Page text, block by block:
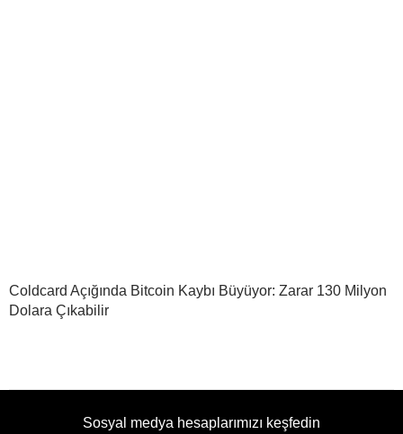
Coldcard Açığında Bitcoin Kaybı Büyüyor: Zarar 130 Milyon
Dolara Çıkabilir
Sosyal medya hesaplarımızı keşfedin